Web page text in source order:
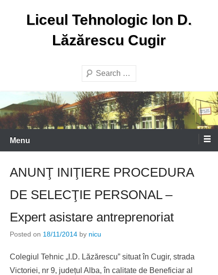
Liceul Tehnologic Ion D.
Lăzărescu Cugir
Search
Menu
ANUNŢ INIŢIERE PROCEDURA
DE SELECŢIE PERSONAL –
Expert asistare antreprenoriat
Posted on 18/11/2014 by nicu
Colegiul Tehnic „I.D. Lăzărescu” situat în Cugir, strada
Victoriei, nr 9, județul Alba, în calitate de Beneficiar al